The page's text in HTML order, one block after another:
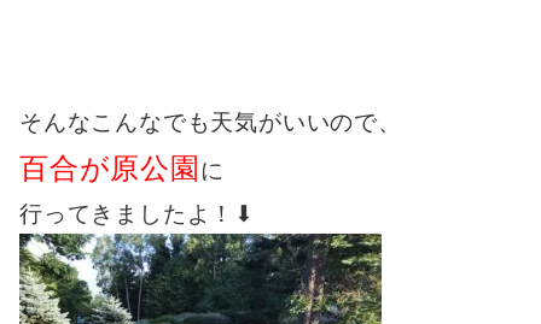
そんなこんなでも天気がいいので、
百合が原公園に
行ってきましたよ！⬇︎